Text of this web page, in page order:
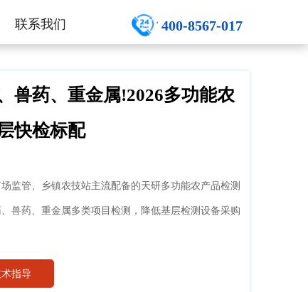
联系我们 400-8567-017
兽药、重金属!2026多功能农
层快检标配
监管、乡镇农技站主流配备的天研多功能农产品检测
兽药、重金属多类项目检测，降低基层检测设备采购
指导